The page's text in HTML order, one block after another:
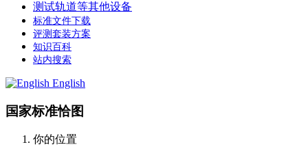
测试轨道等其他设备
标准文件下载
评测套装方案
知识百科
站内搜索
English
国家标准恰图
你的位置